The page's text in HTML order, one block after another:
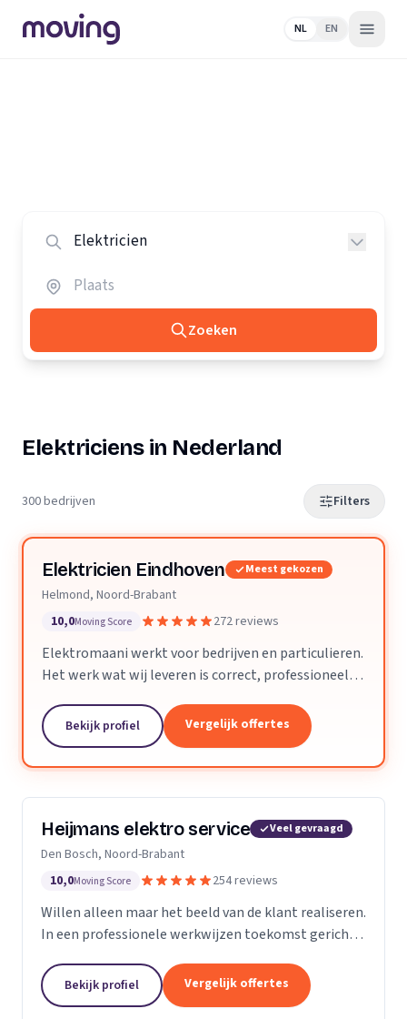
NL EN
Zoeken
Elektriciens in Nederland
300 bedrijven Filters
Elektricien Eindhoven Meest gekozen
Helmond, Noord-Brabant
10,0Moving Score 272 reviews
Elektromaani werkt voor bedrijven en particulieren.
Het werk wat wij leveren is correct, professioneel
of grote projecten zijn geen enkel probleem.
Bekijk profiel Vergelijk offertes
Heijmans elektro service Veel gevraagd
Den Bosch, Noord-Brabant
10,0Moving Score 254 reviews
Willen alleen maar het beeld van de klant realiseren.
In een professionele werkwijzen toekomst gericht.
toekomst.
Bekijk profiel Vergelijk offertes